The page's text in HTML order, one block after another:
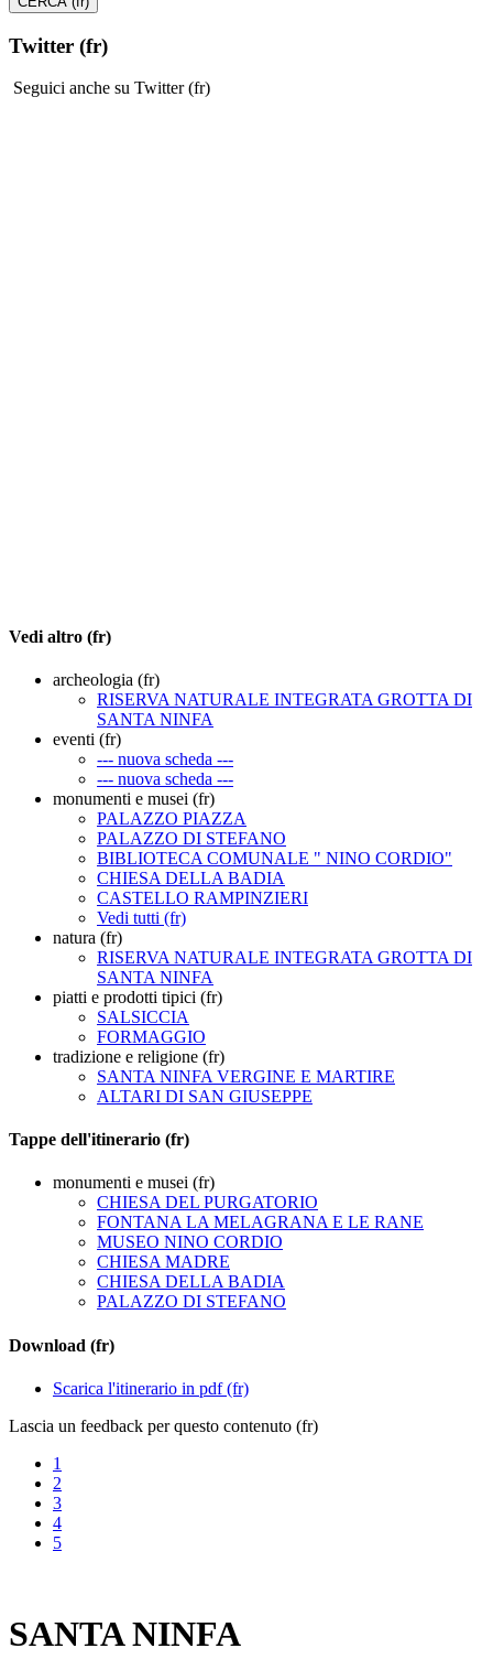
Twitter (fr)
Seguici anche su Twitter (fr)
Vedi altro (fr)
archeologia (fr)
RISERVA NATURALE INTEGRATA GROTTA DI
SANTA NINFA
eventi (fr)
--- nuova scheda ---
--- nuova scheda ---
monumenti e musei (fr)
PALAZZO PIAZZA
PALAZZO DI STEFANO
BIBLIOTECA COMUNALE " NINO CORDIO"
CHIESA DELLA BADIA
CASTELLO RAMPINZIERI
Vedi tutti (fr)
natura (fr)
RISERVA NATURALE INTEGRATA GROTTA DI
SANTA NINFA
piatti e prodotti tipici (fr)
SALSICCIA
FORMAGGIO
tradizione e religione (fr)
SANTA NINFA VERGINE E MARTIRE
ALTARI DI SAN GIUSEPPE
Tappe dell'itinerario (fr)
monumenti e musei (fr)
CHIESA DEL PURGATORIO
FONTANA LA MELAGRANA E LE RANE
MUSEO NINO CORDIO
CHIESA MADRE
CHIESA DELLA BADIA
PALAZZO DI STEFANO
Download (fr)
Scarica l'itinerario in pdf (fr)
Lascia un feedback per questo contenuto (fr)
1
2
3
4
5
SANTA NINFA